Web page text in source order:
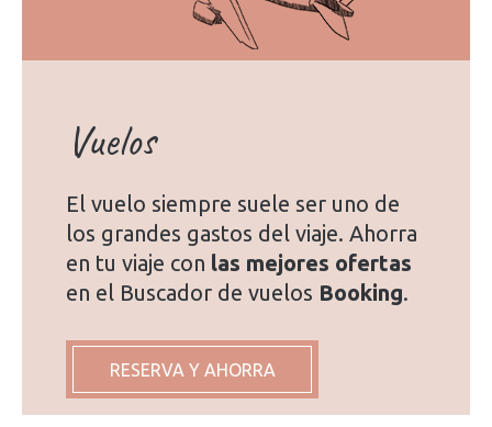
Vuelos
El vuelo siempre suele ser uno de
los grandes gastos del viaje. Ahorra
en tu viaje con las mejores ofertas
en el Buscador de vuelos Booking.
RESERVA Y AHORRA